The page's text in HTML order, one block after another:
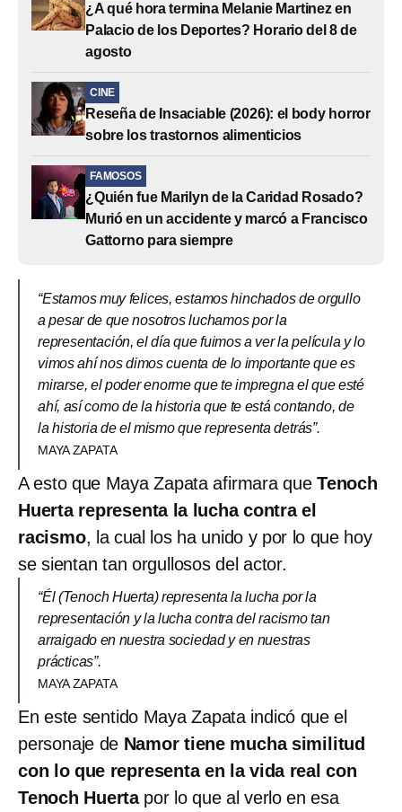
¿A qué hora termina Melanie Martinez en
Palacio de los Deportes? Horario del 8 de
agosto
CINE
Reseña de Insaciable (2026): el body horror
sobre los trastornos alimenticios
FAMOSOS
¿Quién fue Marilyn de la Caridad Rosado?
Murió en un accidente y marcó a Francisco
Gattorno para siempre
“Estamos muy felices, estamos hinchados de orgullo
a pesar de que nosotros luchamos por la
representación, el día que fuimos a ver la película y lo
vimos ahí nos dimos cuenta de lo importante que es
mirarse, el poder enorme que te impregna el que esté
ahí, así como de la historia que te está contando, de
la historia de el mismo que representa detrás”.
MAYA ZAPATA
A esto que Maya Zapata afirmara que Tenoch
Huerta representa la lucha contra el
racismo, la cual los ha unido y por lo que hoy
se sientan tan orgullosos del actor.
“Él (Tenoch Huerta) representa la lucha por la
representación y la lucha contra del racismo tan
arraigado en nuestra sociedad y en nuestras
prácticas”.
MAYA ZAPATA
En este sentido Maya Zapata indicó que el
personaje de Namor tiene mucha similitud
con lo que representa en la vida real con
Tenoch Huerta por lo que al verlo en esa